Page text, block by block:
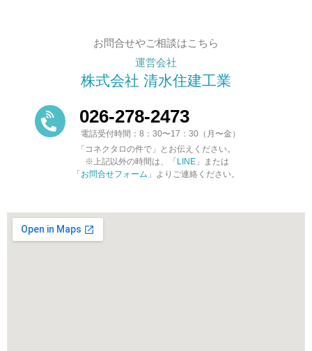
お問合せやご相談はこちら
運営会社
株式会社 清水住建工業
026-278-2473
電話受付時間：8：30〜17：30（月〜金）
「コネクタロの件で」とお伝えください。
※上記以外の時間は、「LINE 」または
「お問合せフォーム 」よりご連絡ください。